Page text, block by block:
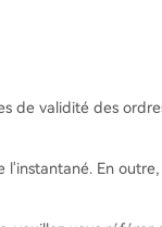
de validité des
En